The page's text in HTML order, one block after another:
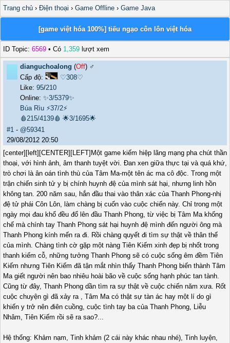
Trang chủ › Điện thoại › Game Offline › Game Java
[game việt hóa 100%] tiếu ngạo côn lôn việt hóa
ID Topic: 6569 • Có 1,359 lượt xem
dianguchoalong (Off) ♂️
Cấp độ:
♡308♡
Like: 95/210
Online: ✨3/5379✨
Búa Rìu ⚡37/2⚡
🩸215/4139🩸 🌟3/1695🌟
#1 - @59341
29/08/2012 20:50
[center][left][CENTER][LEFT]Một game kiếm hiệp lãng mạng pha chút thần
thoại, với hình ảnh, âm thanh tuyệt vời. Đan xen giữa thực tại và quá khứ,
trò chơi là ân oán tình thù của Tâm Ma-một tên ác ma cô độc. Trong một
trận chiến sinh tử y bị chính huynh đệ của mình sát hại, nhưng linh hồn
không tan. 200 năm sau, hắn đầu thai vào thân xác của Thanh Phong-nhị
đệ tử phái Côn Lôn, làm chàng bị cuốn vào cuộc chiến này. Chỉ trong một
ngày mọi đau khổ đều đổ lên đầu Thanh Phong, từ việc bị Tâm Ma khống
chế mà chính tay Thanh Phong sát hại huynh đệ mình đến người ông mà
Thanh Phong kính mến ra đi. Rồi chàng quyết đi tìm sự thật về thân thế
của mình. Chàng tình cờ gặp một nàng Tiên Kiếm xinh đẹp bị nhốt trong
thanh kiếm cỗ, những tưởng Thanh Phong sẽ có cuộc sống êm đềm Tiên
Kiếm nhưng Tiên Kiếm đã tận mắt nhìn thấy Thanh Phong biến thành Tâm
Ma giết người nên bao nhiêu hoài bão về cuộc sống hạnh phúc tan tành.
Cũng từ đây, Thanh Phong dần tìm ra sự thật về cuộc chiến năm xưa. Rốt
cuộc chuyện gì đã xảy ra , Tâm Ma có thật sự tàn ác hay một lí do gì
khiến y trở nên điên cuồng, cuộc tình tay ba của Thanh Phong, Liễu
Nhâm, Tiên Kiếm rồi sẽ ra sao?...
Hệ thống: Khảm nạm, Tinh khảm (2 cái này khác nhau nhé), Tinh luyện,